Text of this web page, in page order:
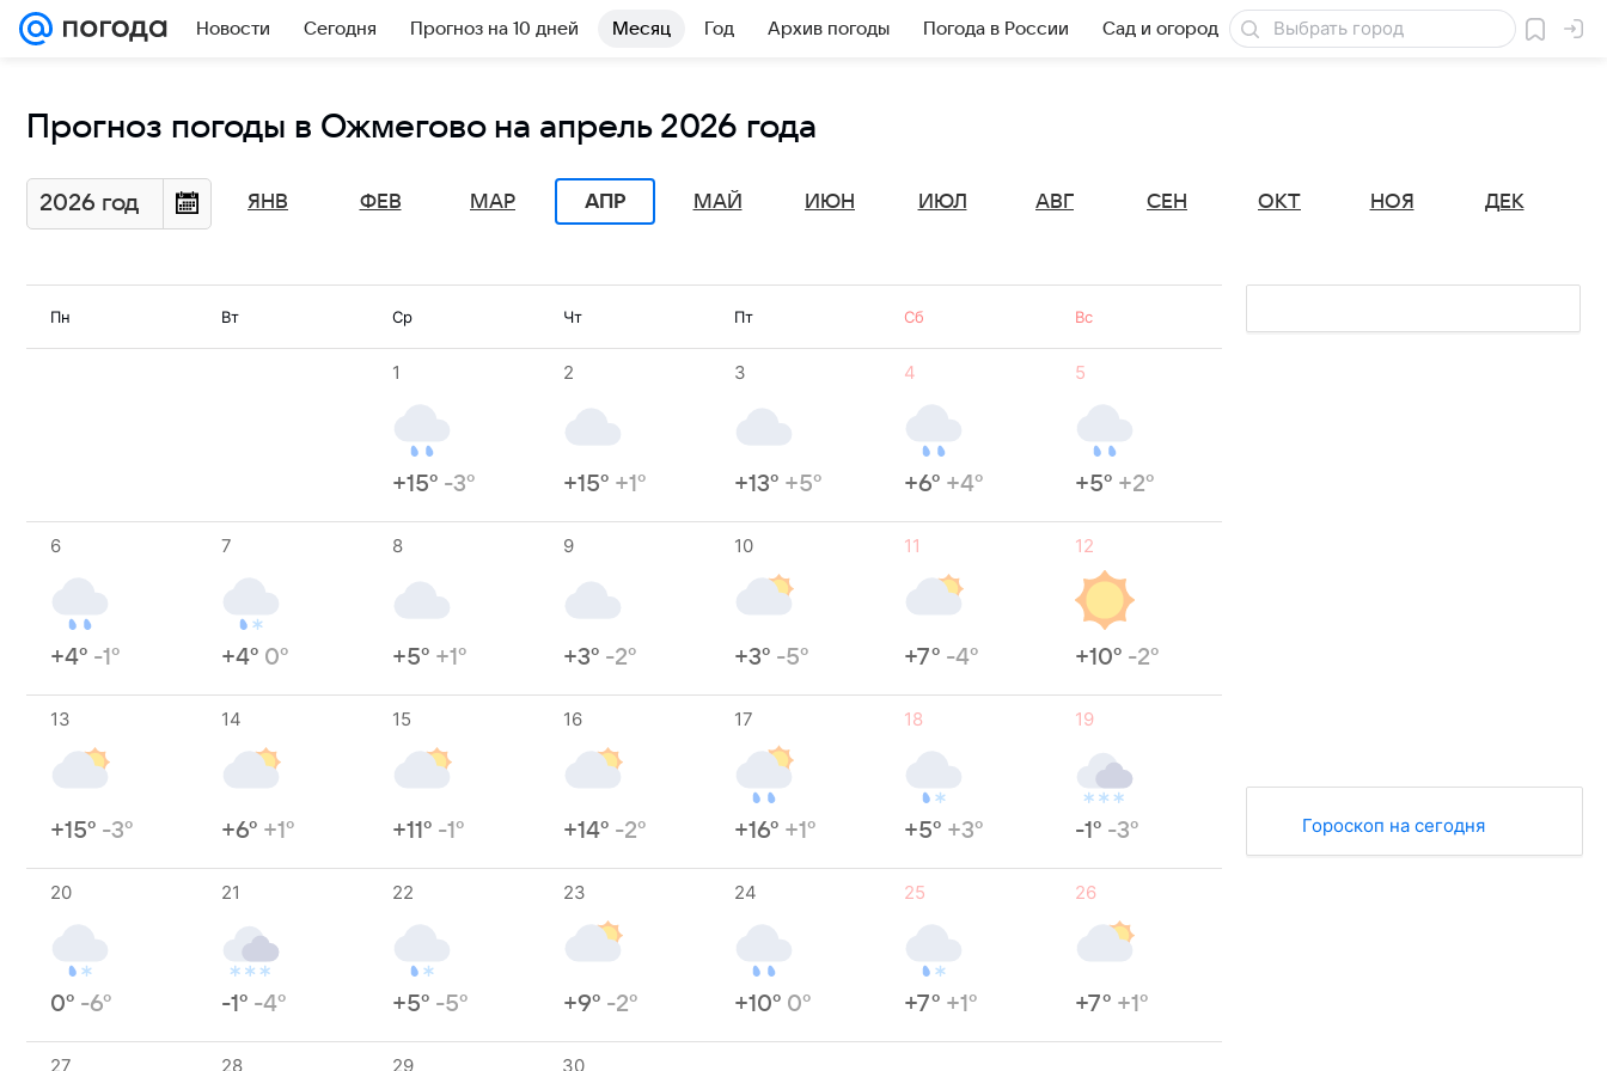
Новости Сегодня Прогноз на 10 дней Месяц Год Архив погоды Погода в России Сад и огород Товары для дачи
Прогноз погоды в Ожмегово на апрель 2026 года
2026 год ЯНВ ФЕВ МАР АПР МАЙ ИЮН ИЮЛ АВГ СЕН ОКТ НОЯ ДЕК
Пн Вт Ср Чт Пт Сб Вс
1
+15° -3°
2
+15° +1°
3
+13° +5°
4
+6° +4°
5
+5° +2°
6
+4° -1°
7
+4° 0°
8
+5° +1°
9
+3° -2°
10
+3° -5°
11
+7° -4°
12
+10° -2°
13
+15° -3°
14
+6° +1°
15
+11° -1°
16
+14° -2°
17
+16° +1°
18
+5° +3°
19
-1° -3°
20
0° -6°
21
-1° -4°
22
+5° -5°
23
+9° -2°
24
+10° 0°
25
+7° +1°
26
+7° +1°
27 28 29 30
Гороскоп на сегодня